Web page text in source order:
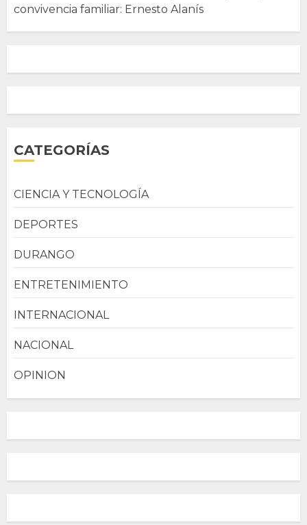
convivencia familiar: Ernesto Alanís
CATEGORÍAS
CIENCIA Y TECNOLOGÍA
DEPORTES
DURANGO
ENTRETENIMIENTO
INTERNACIONAL
NACIONAL
OPINION